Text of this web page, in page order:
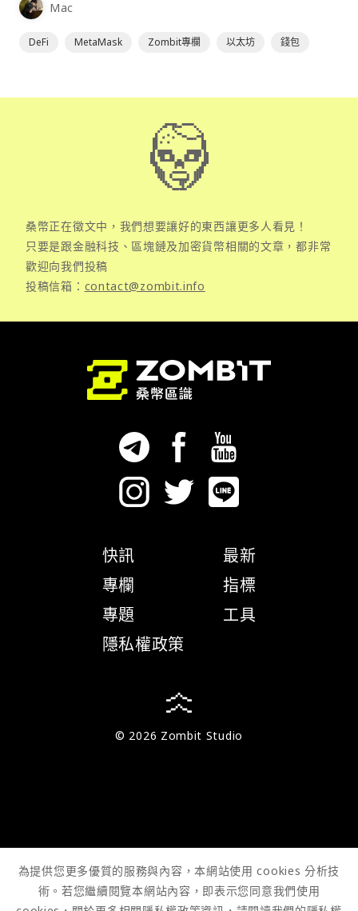
Mac
DeFi MetaMask Zombit專欄 以太坊 錢包
桑幣正在徵文中，我們想要讓好的東西讓更多人看見！
只要是跟金融科技、區塊鏈及加密貨幣相關的文章，都非常
歡迎向我們投稿
投稿信箱： contact@zombit.info
快訊
專欄
專題
隱私權政策
最新
指標
工具
© 2026 Zombit Studio
為提供您更多優質的服務與內容，本網站使用 cookies 分析技
術。若您繼續閱覽本網站內容，即表示您同意我們使用